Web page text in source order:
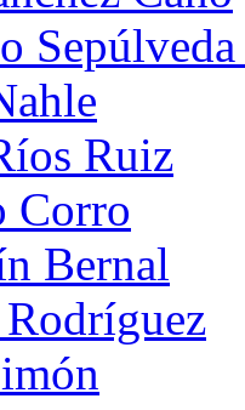
Ruiz
Corro
Bernal